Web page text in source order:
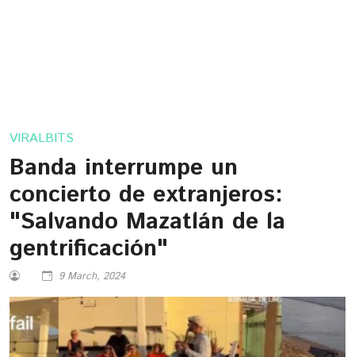
VIRALBITS
Banda interrumpe un
concierto de extranjeros:
"Salvando Mazatlán de la
gentrificación"
9 March, 2024